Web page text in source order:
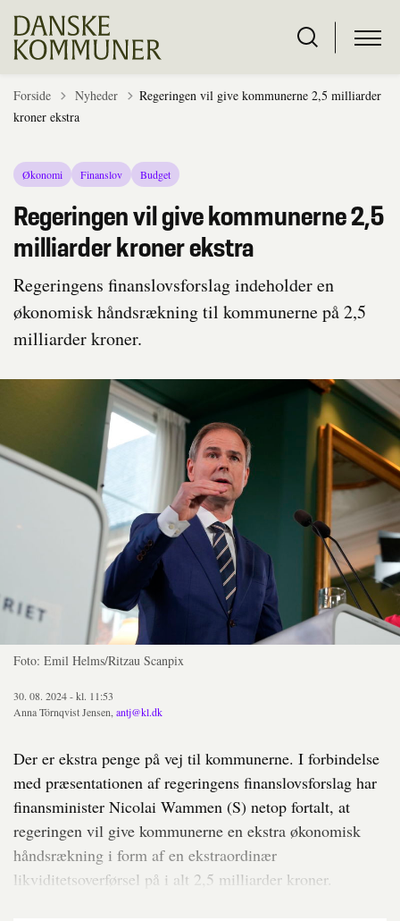
Forside Tilbage til
Nyheder
Regeringen vil give kommunerne 2,5 milliarder
kroner ekstra
Økonomi Finanslov Budget
Regeringen vil give kommunerne 2,5
milliarder kroner ekstra
Regeringens finanslovsforslag indeholder en
økonomisk håndsrækning til kommunerne på 2,5
milliarder kroner.
Foto: Emil Helms/Ritzau Scanpix
30. 08. 2024 - kl. 11:53
Anna Törnqvist Jensen, antj@kl.dk
Der er ekstra penge på vej til kommunerne. I forbindelse
med præsentationen af regeringens finanslovsforslag har
finansminister Nicolai Wammen (S) netop fortalt, at
regeringen vil give kommunerne en ekstra økonomisk
håndsrækning i form af en ekstraordinær
likviditetsoverførsel på i alt 2,5 milliarder kroner.